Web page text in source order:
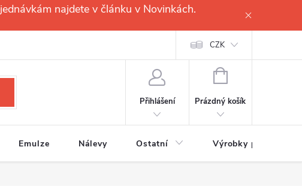
najdete v článku v Novinkách.
CZK
Přihlášení
NÁKUPNÍ
Prázdný košík
Emulze Nálevy Ostatní Výrobky pro